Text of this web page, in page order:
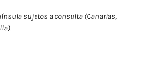
sujetos a consulta (Canarias,